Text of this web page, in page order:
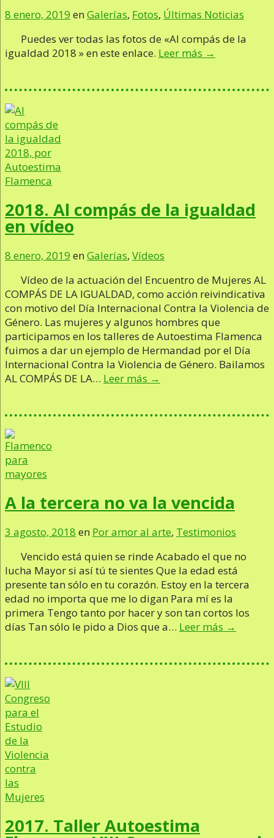
8 enero, 2019 enGalerías, Fotos, Últimas Noticias
Puedes ver todas las fotos de «Al compás de la
igualdad 2018 » en este enlace. Leer más →
2018. Al compás de la igualdad
en vídeo
8 enero, 2019 enGalerías, Vídeos
Vídeo de la actuación del Encuentro de Mujeres AL
COMPÁS DE LA IGUALDAD, como acción reivindicativa
con motivo del Día Internacional Contra la Violencia de
Género. Las mujeres y algunos hombres que
participamos en los talleres de Autoestima Flamenca
fuimos a dar un ejemplo de Hermandad por el Día
Internacional Contra la Violencia de Género. Bailamos
AL COMPÁS DE LA… Leer más →
A la tercera no va la vencida
3 agosto, 2018 en Por amor al arte, Testimonios
Vencido está quien se rinde Acabado el que no
lucha Mayor si así tú te sientes Que la edad está
presente tan sólo en tu corazón. Estoy en la tercera
edad no importa que me lo digan Para mí es la
primera Tengo tanto por hacer y son tan cortos los
días Tan sólo le pido a Dios que a… Leer más →
2017. Taller Autoestima